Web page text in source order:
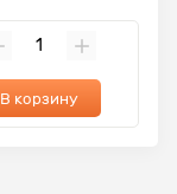
В корзину